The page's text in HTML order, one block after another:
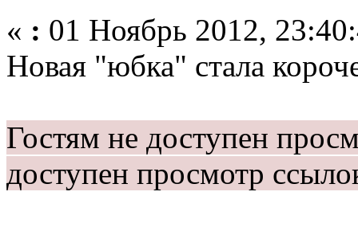
« : 01 Ноябрь 2012,
Новая "юбка" стала
Гостям не доступен
доступен просмотр